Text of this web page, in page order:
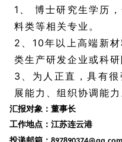
1、 博士研究生学历
料类等相关专业。
2、10年以上高端新
类生产研发企业或科研
3、为人正直，具有
展能力、组织协调能力
汇报对象：董事长
工作地点：江苏连云港